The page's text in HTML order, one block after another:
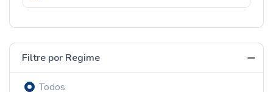
Filtre por Regime
Todos